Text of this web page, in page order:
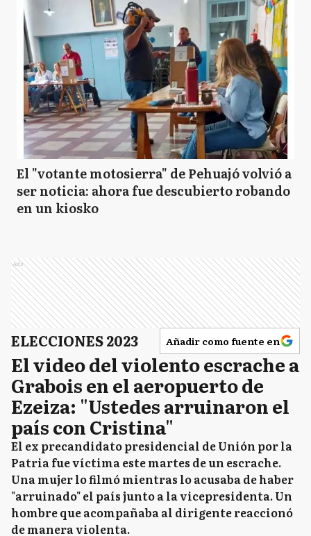
El "votante motosierra" de Pehuajó volvió a
ser noticia: ahora fue descubierto robando
en un kiosko
Ads
ELECCIONES 2023 Añadir como fuente en
El video del violento escrache a
Grabois en el aeropuerto de
Ezeiza: "Ustedes arruinaron el
país con Cristina"
El ex precandidato presidencial de Unión por la
Patria fue víctima este martes de un escrache.
Una mujer lo filmó mientras lo acusaba de haber
"arruinado" el país junto a la vicepresidenta. Un
hombre que acompañaba al dirigente reaccionó
de manera violenta.